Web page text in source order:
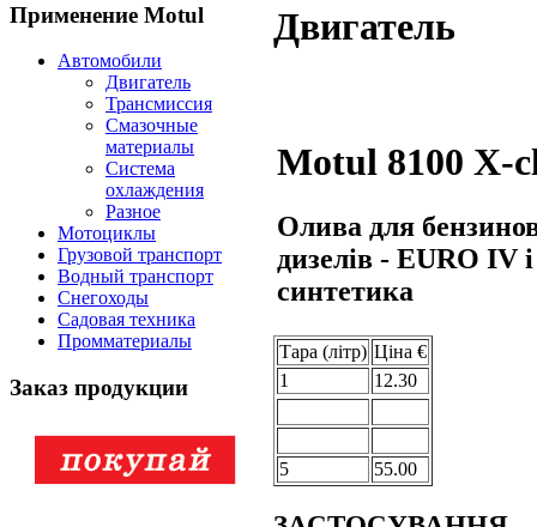
Применение Motul
Автомобили
Двигатель
Трансмиссия
Смазочные
материалы
Система
охлаждения
Разное
Мотоциклы
Грузовой транспорт
Водный транспорт
Снегоходы
Садовая техника
Промматериалы
Заказ продукции
Двигатель
Motul 8100 X-
Олива для
дизелів - EURO IV
синтетика
Тара (лiтр) Цiна €
1
12.30
5 55.00